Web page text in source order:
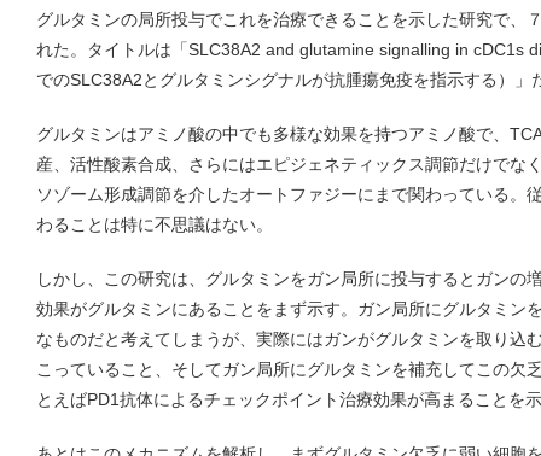
グルタミンの局所投与でこれを治療できることを示した研究で、
れた。タイトルは「SLC38A2 and glutamine signalling in cDC1s
でのSLC38A2とグルタミンシグナルが抗腫瘍免疫を指示する）」
グルタミンはアミノ酸の中でも多様な効果を持つアミノ酸で、
産、活性酸素合成、さらにはエピジェネティックス調節だけでな
ソゾーム形成調節を介したオートファジーにまで関わっている。
わることは特に不思議はない。
しかし、この研究は、グルタミンをガン局所に投与するとガンの
効果がグルタミンにあることをまず示す。ガン局所にグルタミン
なものだと考えてしまうが、実際にはガンがグルタミンを取り込
こっていること、そしてガン局所にグルタミンを補充してこの欠
とえばPD1抗体によるチェックポイント治療効果が高まることを